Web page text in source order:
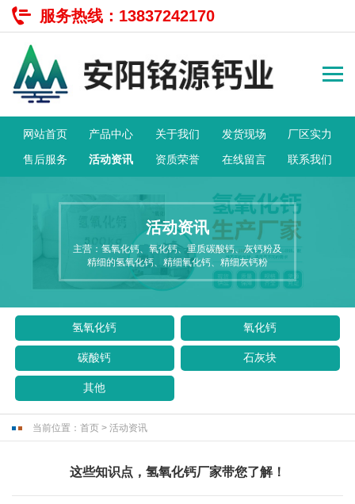
服务热线： 13837242170
网站首页 产品中心 关于我们 发货现场
厂区实力
售后服务
活动资讯 资质荣誉 在线留言 联系我们
活动资讯
主营：氢氧化钙、氧化钙、重质碳酸钙、灰钙粉及
精细的氢氧化钙、精细氧化钙、精细灰钙粉
氢氧化钙 氧化钙
碳酸钙 石灰块
其他
当前位置： 首页 > 活动资讯
这些知识点，氢氧化钙厂家带您了解！